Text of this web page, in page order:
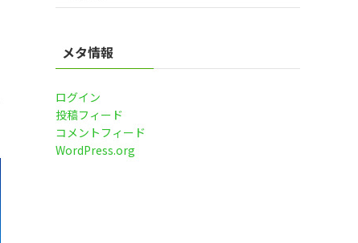
メタ情報
ログイン
投稿フィード
コメントフィード
WordPress.org